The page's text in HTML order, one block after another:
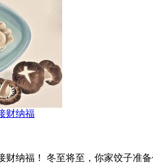
财纳福
纳福！ 冬至将至，你家饺子准